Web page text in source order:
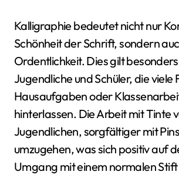
Kalligraphie bedeutet nicht nur
Schönheit der Schrift, sondern
Ordentlichkeit. Dies gilt
Jugendliche und Schüler, die viele
Hausaufgaben oder
hinterlassen. Die Arbeit mit Tinte
Jugendlichen, sorgfältiger mit
umzugehen, was sich positiv auf
Umgang mit einem normalen